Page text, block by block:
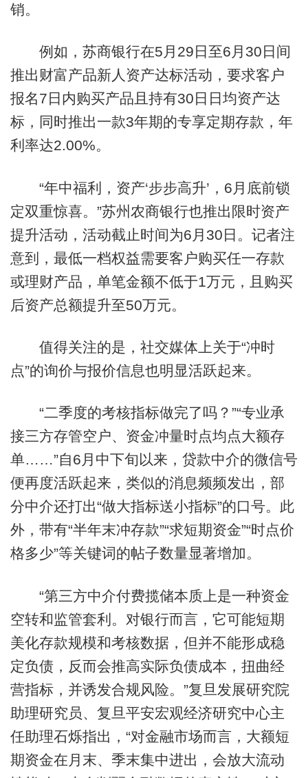
销。
例如，苏商银行在5月29日至6月30日间
推出财富产品新人资产达标活动，要求客户
报名7日内购买产品且持有30日日均资产达
标，同时推出一款3年期的专享定期存款，年
利率达2.00%。
“年中福利，资产‘步步高升’，6月底前锁
定双重惊喜。”苏州农商银行也推出限时资产
提升活动，活动截止时间为6月30日。记者注
意到，最低一档权益需要客户购买任一存款
或理财产品，单笔金额不低于1万元，且购买
后资产总额提升至50万元。
值得关注的是，社交媒体上关于“冲时
点”的询价与报价信息也明显活跃起来。
“二季度的考核指标做完了吗？”“专业承
接三方存管空户、资金冲量时点均点大额存
单……”自6月中下旬以来，贷款中介的微信号
便再度活跃起来，类似的消息频频发出，部
分中介还打出“做大指标送小指标”的口号。此
外，带有“半年末冲存款”“求短期资金”“时点价
格多少”等关键词的帖子数量显著增加。
“第三方中介付费揽储本质上是一种资金
空转和监管套利。对银行而言，它可能短期
美化存款规模和考核数据，但并不能形成稳
定负债，反而会推高实际负债成本，扭曲经
营指标，并诱发合规风险。”复旦发展研究院
助理研究员、复旦平安宏观经济研究中心主
任助理石烁指出，“对金融市场而言，大额短
期资金在月末、季末集中进出，会放大流动